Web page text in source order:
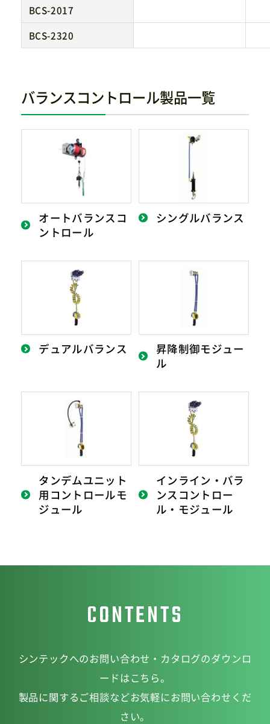
BCS-2017
BCS-2320
バランスコントロール製品一覧
オートバランスコ
ントロール
シングルバランス
デュアルバランス
昇降制御モジュー
ル
タンデムユニット
用コントロールモ
ジュール
インライン・バラ
ンスコントロー
ル・モジュール
CONTENTS
シンテックへのお問い合わせ・カタログのダウンロ
ードはこちら。
製品に関するご相談などお気軽にお問い合わせくだ
さい。